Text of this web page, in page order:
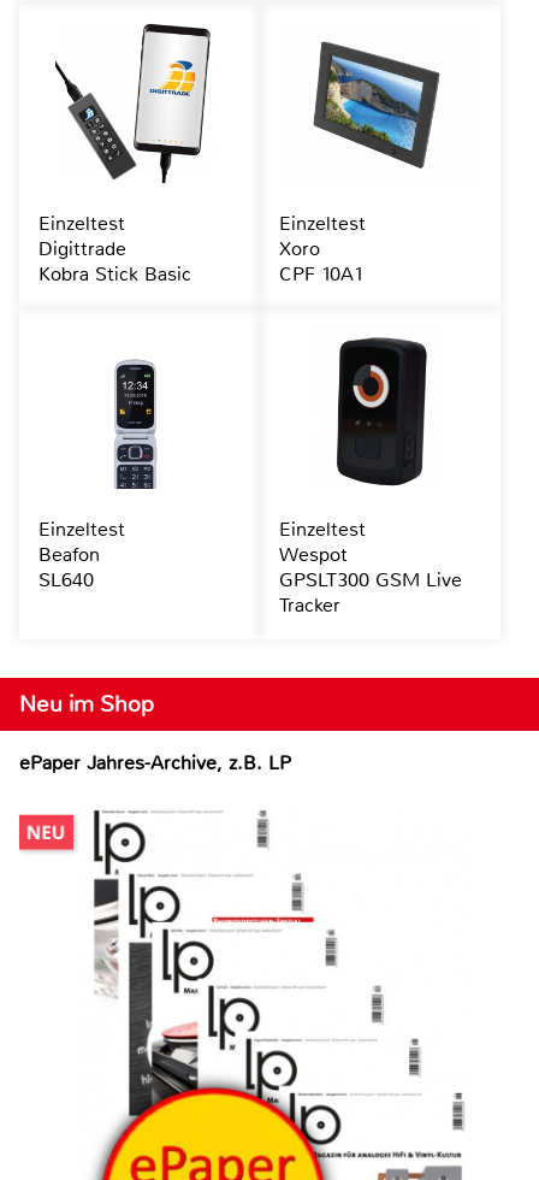
Neu im Shop
ePaper Jahres-Archive, z.B. LP
Einzeltest
Digittrade
Kobra Stick Basic
Einzeltest
Xoro
CPF 10A1
Einzeltest
Beafon
SL640
Einzeltest
Wespot
GPSLT300 GSM Live
Tracker